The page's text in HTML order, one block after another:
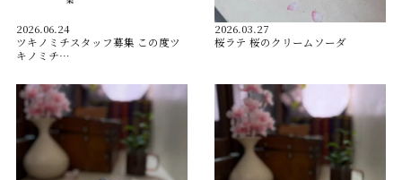
2026.06.24
ツキノミチスタッフ募集 この度ツ
キノミチ…
2026.03.27
桜ラテ 桜のクリームソーダ